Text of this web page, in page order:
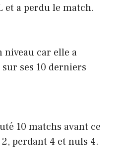
et a perdu le match.
niveau car elle a
ses 10 derniers
10 matchs avant ce
perdant 4 et nuls 4.